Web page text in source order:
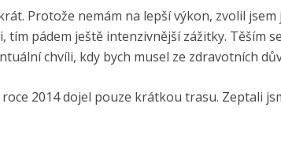
Protože nemám na lepší výkon, zvolil
pádem ještě intenzivnější zážitky. Těším
chvíli, kdy bych musel ze zdravotních
roce 2014 dojel pouze krátkou trasu. Zeptali